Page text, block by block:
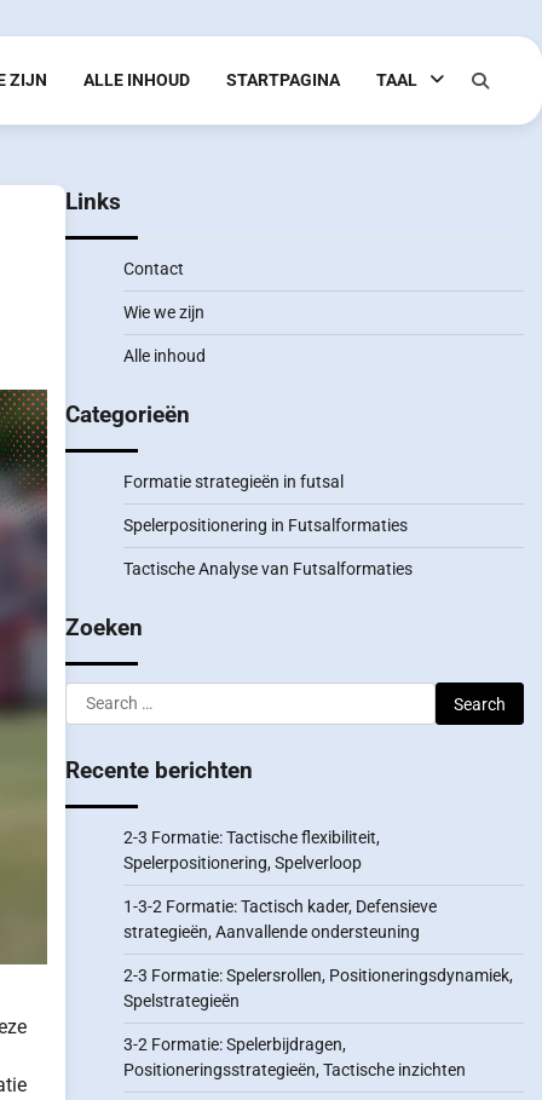
ZIJN ALLE INHOUD STARTPAGINA TAAL
Links
Contact
Wie we zijn
Alle inhoud
Categorieën
Formatie strategieën in futsal
Spelerpositionering in Futsalformaties
Tactische Analyse van Futsalformaties
Zoeken
Search
for:
Recente berichten
2-3 Formatie: Tactische flexibiliteit,
Spelerpositionering, Spelverloop
1-3-2 Formatie: Tactisch kader, Defensieve
strategieën, Aanvallende ondersteuning
2-3 Formatie: Spelersrollen, Positioneringsdynamiek,
Spelstrategieën
3-2 Formatie: Spelerbijdragen,
Positioneringsstrategieën, Tactische inzichten